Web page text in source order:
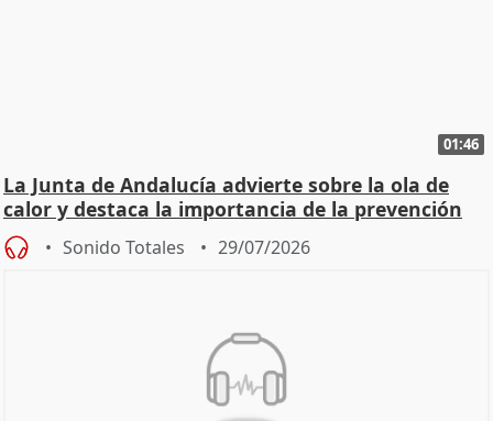
01:46
La Junta de Andalucía advierte sobre la ola de
calor y destaca la importancia de la prevención
Sonido Totales 29/07/2026